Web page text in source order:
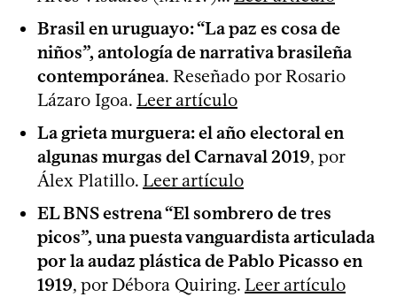
Brasil en uruguayo: “La paz es cosa de
niños”, antología de narrativa brasileña
contemporánea. Reseñado por Rosario
Lázaro Igoa. Leer artículo
La grieta murguera: el año electoral en
algunas murgas del Carnaval 2019, por
Álex Platillo. Leer artículo
EL BNS estrena “El sombrero de tres
picos”, una puesta vanguardista articulada
por la audaz plástica de Pablo Picasso en
1919, por Débora Quiring. Leer artículo